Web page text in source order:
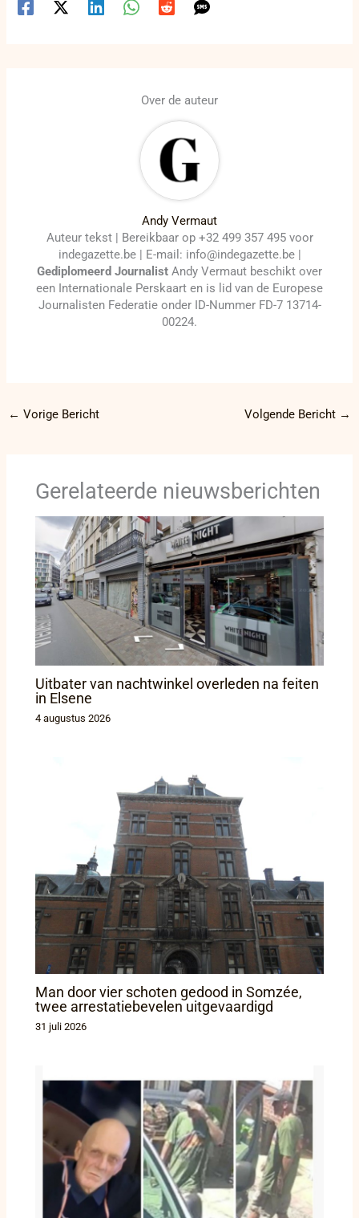
Over de auteur
Andy Vermaut
Auteur tekst | Bereikbaar op +32 499 357 495 voor
indegazette.be | E-mail: info@indegazette.be |
Gediplomeerd Journalist Andy Vermaut beschikt over
een Internationale Perskaart en is lid van de Europese
Journalisten Federatie onder ID-Nummer FD-7 13714-
00224.
← Vorige Bericht Volgende Bericht →
Gerelateerde nieuwsberichten
Uitbater van nachtwinkel overleden na feiten
in Elsene
4 augustus 2026
Man door vier schoten gedood in Somzée,
twee arrestatiebevelen uitgevaardigd
31 juli 2026